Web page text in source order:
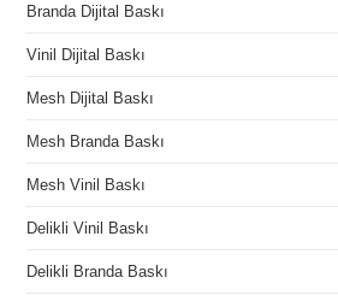
Branda Dijital Baskı
Vinil Dijital Baskı
Mesh Dijital Baskı
Mesh Branda Baskı
Mesh Vinil Baskı
Delikli Vinil Baskı
Delikli Branda Baskı